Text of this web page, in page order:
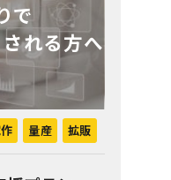
で
れる方へ
量産 拡販